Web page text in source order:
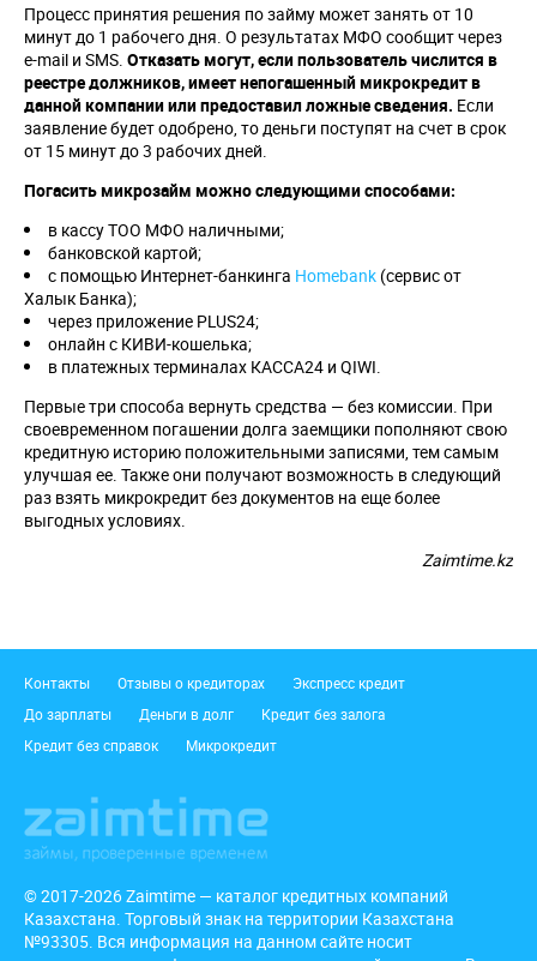
Процесс принятия решения по займу может занять от 10
минут до 1 рабочего дня. О результатах МФО сообщит через
e-mail и SMS. Отказать могут, если пользователь числится в
реестре должников, имеет непогашенный микрокредит в
данной компании или предоставил ложные сведения. Если
заявление будет одобрено, то деньги поступят на счет в срок
от 15 минут до 3 рабочих дней.
Погасить микрозайм можно следующими способами:
в кассу ТОО МФО наличными;
банковской картой;
с помощью Интернет-банкинга Homebank (сервис от
Халык Банка);
через приложение PLUS24;
онлайн с КИВИ-кошелька;
в платежных терминалах КАССА24 и QIWI.
Первые три способа вернуть средства — без комиссии. При
своевременном погашении долга заемщики пополняют свою
кредитную историю положительными записями, тем самым
улучшая ее. Также они получают возможность в следующий
раз взять микрокредит без документов на еще более
выгодных условиях.
Zaimtime.kz
Подвал
Контакты Отзывы о кредиторах
Экспресс кредит
До зарплаты
Деньги в долг
Кредит без залога
Кредит без справок
Микрокредит
© 2017-2026 Zaimtime — каталог кредитных компаний
Казахстана. Торговый знак на территории Казахстана
№93305. Вся информация на данном сайте носит